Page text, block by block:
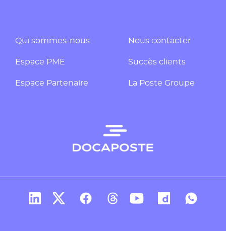
Qui sommes-nous
Espace PME
Espace Partenaire
Nous contacter
Succès clients
La Poste Groupe
Compte Linkedin de Docaposte
Compte X de Docaposte
Compte Facebook de Docaposte
Compte Threads de
Compte Youtube de
CompteCompte